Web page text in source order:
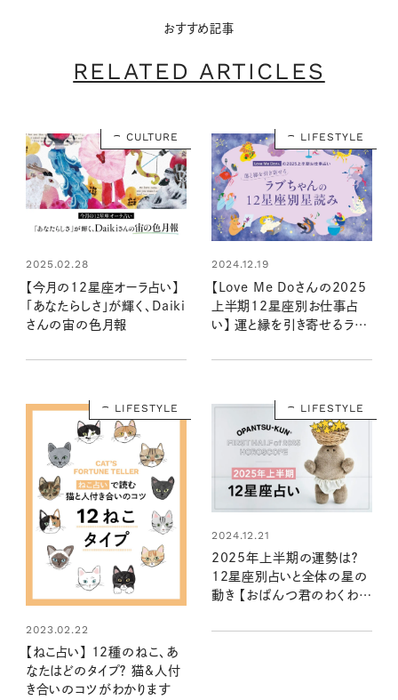
おすすめ記事
RELATED ARTICLES
CULTURE
2025.02.28
【今月の12星座オーラ占い】
「あなたらしさ」が輝く、Daiki
さんの宙の色月報
LIFESTYLE
2024.12.19
【Love Me Doさんの2025
上半期12星座別お仕事占
い】 運と縁を引き寄せるラブ
LIFESTYLE
2023.02.22
【ねこ占い】 12種のねこ、あ
なたはどのタイプ？ 猫&人付
き合いのコツがわかります
LIFESTYLE
2024.12.21
2025年上半期の運勢は？
12星座別占いと全体の星の
動き 【おぱんつ君のわくわく